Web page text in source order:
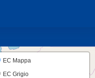
EC Mappa
EC Grigio